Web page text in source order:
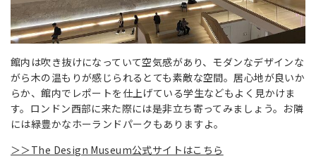
館内は吹き抜けになっていて空気感があり、モダンなデザインな
がら木の温もりが感じられるとても素敵な空間。居心地が良いか
らか、館内でレポートを仕上げている学生などもよく見かけま
す。ロンドン西部に来た際には是非立ち寄ってみましょう。お隣
には緑豊かなホーランドパークもありますよ。
＞＞The Design Museum公式サイトはこちら